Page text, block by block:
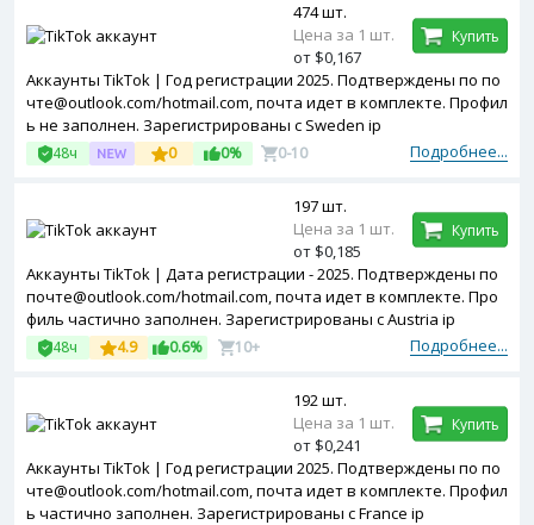
Аккаунты TikTok | Год регистрации 2025. Подтверждены по по
чте@outlook.com/hotmail.com, почта идет в комплекте. Профил
ь не заполнен. Зарегистрированы с Sweden ip
Подробнее...
48ч 0 0% 0-10
474 шт.
Цена за 1 шт.
от $0,167
Купить
Аккаунты TikTok | Дата регистрации - 2025. Подтверждены по
почте@outlook.com/hotmail.com, почта идет в комплекте. Про
филь частично заполнен. Зарегистрированы с Austria ip
Подробнее...
48ч 4.9 0.6% 10+
197 шт.
Цена за 1 шт.
от $0,185
Купить
Аккаунты TikTok | Год регистрации 2025. Подтверждены по по
чте@outlook.com/hotmail.com, почта идет в комплекте. Профил
ь частично заполнен. Зарегистрированы с France ip
192 шт.
Цена за 1 шт.
от $0,241
Купить